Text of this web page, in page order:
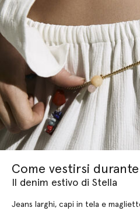
Come vestirsi
Il denim estivo di Stella
Jeans larghi, capi in tela e